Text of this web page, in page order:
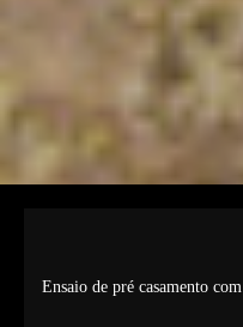
Ensaio de pré casamento